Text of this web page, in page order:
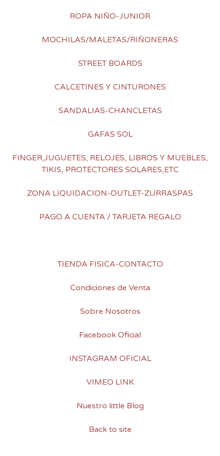
ROPA NIÑO-JUNIOR
MOCHILAS/MALETAS/RIÑONERAS
STREET BOARDS
CALCETINES Y CINTURONES
SANDALIAS-CHANCLETAS
GAFAS SOL
FINGER,JUGUETES, RELOJES, LIBROS Y MUEBLES,
TIKIS, PROTECTORES SOLARES,ETC
ZONA LIQUIDACION-OUTLET-ZURRASPAS
PAGO A CUENTA / TARJETA REGALO
TIENDA FISICA-CONTACTO
Condiciones de Venta
Sobre Nosotros
Facebook Oficial
INSTAGRAM OFICIAL
VIMEO LINK
Nuestro little Blog
Back to site